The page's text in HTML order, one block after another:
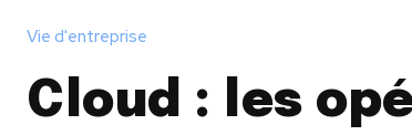
Vie d'entreprise
Cloud : les